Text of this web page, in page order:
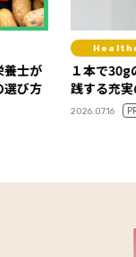
養士が
び方
１本で30g
践する充
2026.07.16